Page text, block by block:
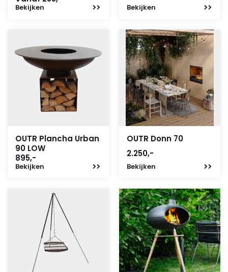
Bekijken Bekijken
OUTR Plancha Urban
90 LOW
895,-
Bekijken
OUTR Donn 70
2.250,-
Bekijken